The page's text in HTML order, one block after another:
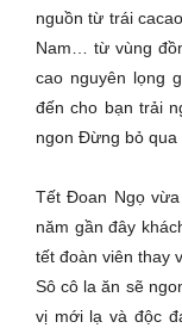
nguồn từ trái
Nam… từ vùng
cao nguyên lọng
đến cho bạn trải
ngon Đừng bỏ
Tết Đoan Ngọ
năm gần đây
tết đoàn viên thay
Sô cô la ăn sẽ
vị mới lạ và độc